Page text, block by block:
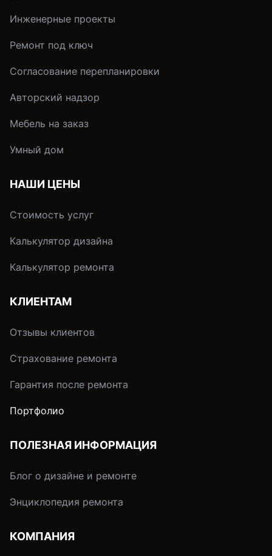
Инженерные проекты
Ремонт под ключ
Согласование перепланировки
Авторский надзор
Мебель на заказ
Умный дом
НАШИ ЦЕНЫ
Стоимость услуг
Калькулятор дизайна
Калькулятор ремонта
КЛИЕНТАМ
Отзывы клиентов
Страхование ремонта
Гарантия после ремонта
Портфолио
ПОЛЕЗНАЯ ИНФОРМАЦИЯ
Блог о дизайне и ремонте
Энциклопедия ремонта
КОМПАНИЯ